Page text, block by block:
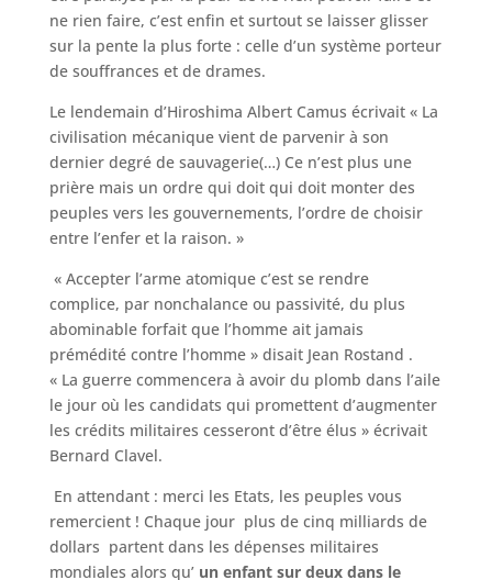
ne rien faire, c’est enfin et surtout se laisser glisser
sur la pente la plus forte : celle d’un système porteur
de souffrances et de drames.
Le lendemain d’Hiroshima Albert Camus écrivait « La
civilisation mécanique vient de parvenir à son
dernier degré de sauvagerie(…) Ce n’est plus une
prière mais un ordre qui doit qui doit monter des
peuples vers les gouvernements, l’ordre de choisir
entre l’enfer et la raison. »
« Accepter l’arme atomique c’est se rendre
complice, par nonchalance ou passivité, du plus
abominable forfait que l’homme ait jamais
prémédité contre l’homme » disait Jean Rostand .
« La guerre commencera à avoir du plomb dans l’aile
le jour où les candidats qui promettent d’augmenter
les crédits militaires cesseront d’être élus » écrivait
Bernard Clavel.
En attendant : merci les Etats, les peuples vous
remercient ! Chaque jour plus de cinq milliards de
dollars partent dans les dépenses militaires
mondiales alors qu’ un enfant sur deux dans le